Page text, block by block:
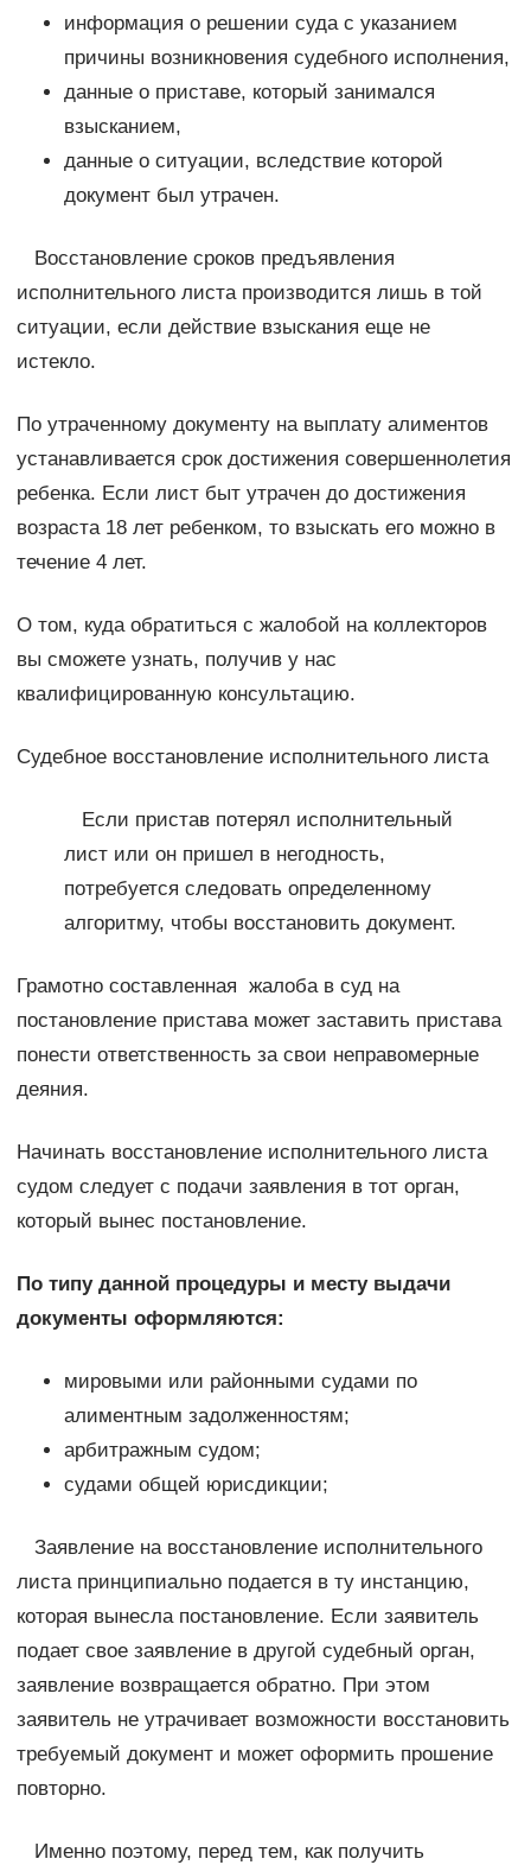
информация о решении суда с указанием
причины возникновения судебного исполнения,
данные о приставе, который занимался
взысканием,
данные о ситуации, вследствие которой
документ был утрачен.
Восстановление сроков предъявления
исполнительного листа производится лишь в той
ситуации, если действие взыскания еще не
истекло.
По утраченному документу на выплату алиментов
устанавливается срок достижения совершеннолетия
ребенка. Если лист быт утрачен до достижения
возраста 18 лет ребенком, то взыскать его можно в
течение 4 лет.
О том, куда обратиться с жалобой на коллекторов
вы сможете узнать, получив у нас
квалифицированную консультацию.
Судебное восстановление исполнительного листа
Если пристав потерял исполнительный
лист или он пришел в негодность,
потребуется следовать определенному
алгоритму, чтобы восстановить документ.
Грамотно составленная жалоба в суд на
постановление пристава может заставить пристава
понести ответственность за свои неправомерные
деяния.
Начинать восстановление исполнительного листа
судом следует с подачи заявления в тот орган,
который вынес постановление.
По типу данной процедуры и месту выдачи
документы оформляются:
мировыми или районными судами по
алиментным задолженностям;
арбитражным судом;
судами общей юрисдикции;
Заявление на восстановление исполнительного
листа принципиально подается в ту инстанцию,
которая вынесла постановление. Если заявитель
подает свое заявление в другой судебный орган,
заявление возвращается обратно. При этом
заявитель не утрачивает возможности восстановить
требуемый документ и может оформить прошение
повторно.
Именно поэтому, перед тем, как получить